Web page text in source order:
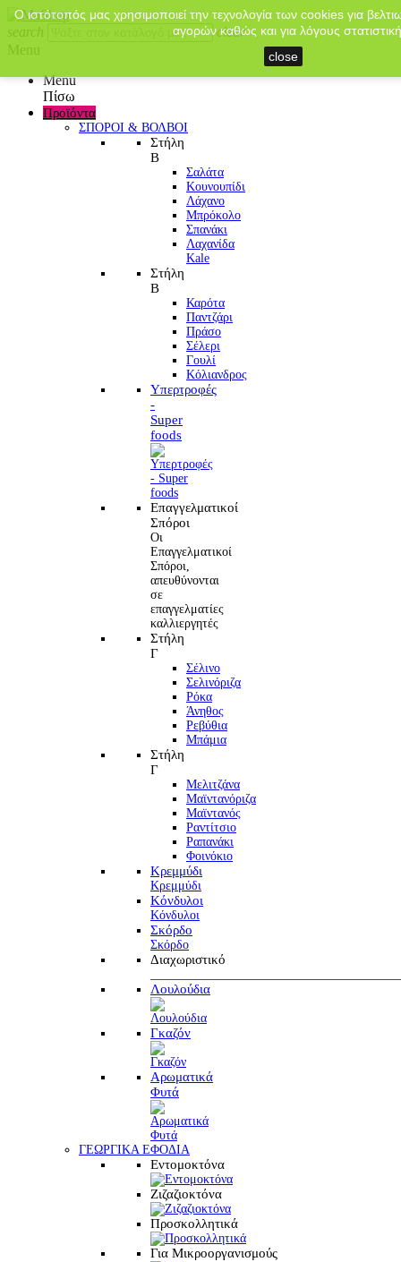
search
clear
Menu
Menu
Πίσω
Προϊόντα
ΣΠΟΡΟΙ & ΒΟΛΒΟΙ
Στήλη
Β
Σαλάτα
Κουνουπίδι
Λάχανο
Μπρόκολο
Σπανάκι
Λαχανίδα
Kale
Στήλη
Β
Καρότα
Παντζάρι
Πράσο
Σέλερι
Γουλί
Κόλιανδρος
Υπερτροφές
-
Super
foods
Επαγγελματικοί
Σπόροι
Οι
Επαγγελματικοί
Σπόροι,
απευθύνονται
σε
επαγγελματίες
καλλιεργητές
Στήλη
Γ
Σέλινο
Σελινόριζα
Ρόκα
Άνηθος
Ρεβύθια
Μπάμια
Στήλη
Γ
Μελιτζάνα
Μαϊντανόριζα
Μαϊντανός
Ραντίτσιο
Ραπανάκι
Φοινόκιο
Κρεμμύδι
Κρεμμύδι
Κόνδυλοι
Κόνδυλοι
Σκόρδο
Σκόρδο
Διαχωριστικό
Λουλούδια
Γκαζόν
Αρωματικά
Φυτά
ΓΕΩΡΓΙΚΑ ΕΦΟΔΙΑ
Εντομοκτόνα
Ζιζαζιοκτόνα
Προσκολλητικά
Για Μικροοργανισμούς
Ο ιστότοπός μας χρησιμοποιεί την τεχνολογία των cookies για
αγορών καθώς και για λόγους
close